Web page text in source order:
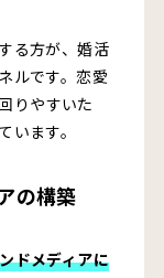
る方が、婚活
ルです。恋愛
りやすいた
ます。
の構築
ドメディアに